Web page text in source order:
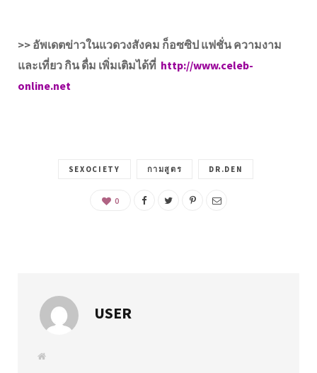
>> อัพเดตข่าวในแวดวงสังคม ก็อซซิป แฟชั่น ความงาม
และเที่ยว กิน ดื่ม เพิ่มเติมได้ที่ http://www.celeb-
online.net
SEXOCIETY กามสูตร DR.DEN
0
USER
W